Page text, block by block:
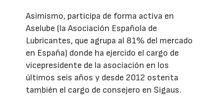
Asimismo, participa de forma activa en
Aselube (la Asociación Española de
Lubricantes, que agrupa al 81% del mercado
en España) donde ha ejercido el cargo de
vicepresidente de la asociación en los
últimos seis años y desde 2012 ostenta
también el cargo de consejero en Sigaus.